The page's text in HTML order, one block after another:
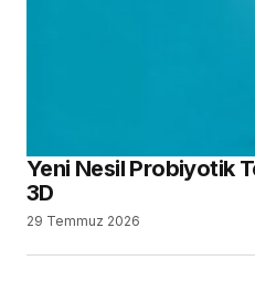
Yeni Nesil Probiyotik
3D
29 Temmuz 2026